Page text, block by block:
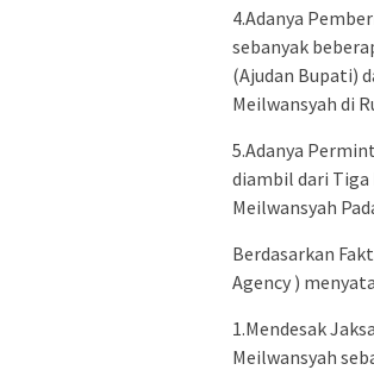
4.Adanya
sebanyak
(Ajudan Bupati)
Meilwansyah di
5.Adanya
diambil dari Tiga
Meilwansyah
Berdasarkan
Agency )
1.Mendesak
Meilwansyah